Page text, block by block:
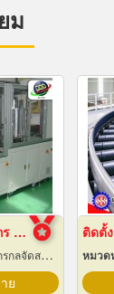
ม
รับสร้างเครื่องจักร Automation ปทุมธานี
ดสร้างตามสั่ง
ย
หมวด